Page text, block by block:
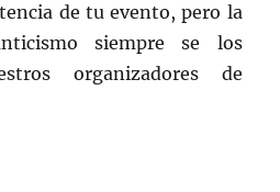
de tu evento, pero la
siempre se los
organizadores de